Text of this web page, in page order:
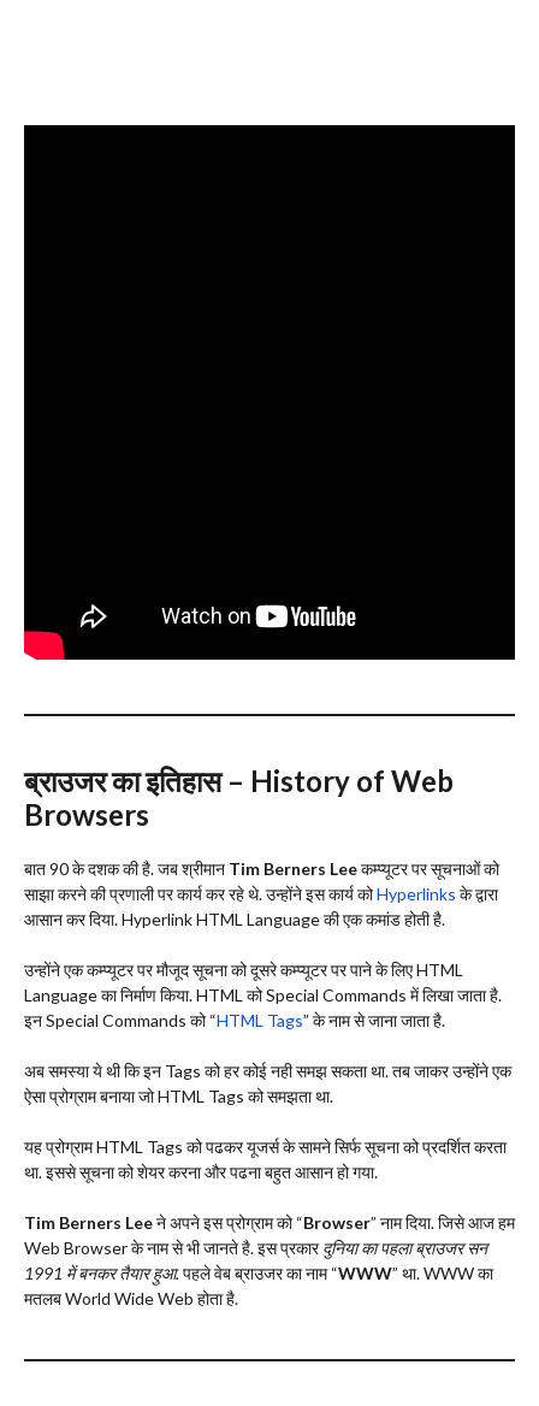
ब्राउजर का इतिहास – History of Web
Browsers
बात 90 के दशक की है. जब श्रीमान Tim Berners Leeकम्प्यूटर पर सूचनाओं को
साझा करने की प्रणाली पर कार्य कर रहे थे. उन्होंने इस कार्य कोHyperlinks के द्वारा
आसान कर दिया. Hyperlink HTML Language की एक कमांड होती है.
उन्होंने एक कम्प्यूटर पर मौजूद सूचना को दूसरे कम्प्यूटर पर पाने के लिए HTML
Language का निर्माण किया. HTML को Special Commands में लिखा जाता है.
इन Special Commands को “HTML Tags” के नाम से जाना जाता है.
अब समस्या ये थी कि इन Tags को हर कोई नही समझ सकता था. तब जाकर उन्होंने एक
ऐसा प्रोग्राम बनाया जो HTML Tags को समझता था.
यह प्रोग्राम HTML Tags को पढ‌कर यूजर्स के सामने सिर्फ सूचना को प्रदर्शित करता
था. इससे सूचना को शेयर करना और पढना बहुत आसान हो गया.
Tim Berners Leeने अपने इस प्रोग्राम को “Browser” नाम दिया. जिसे आज हम
Web Browser के नाम से भी जानते है. इस प्रकारदुनिया का पहला ब्राउजर सन
1991 में बनकर तैयार हुआ.पहले वेब ब्राउजर का नाम “WWW” था. WWW का
मतलब World Wide Web होता है.